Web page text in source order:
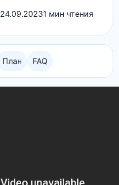
24.09.20231 мин чтения
План FAQ